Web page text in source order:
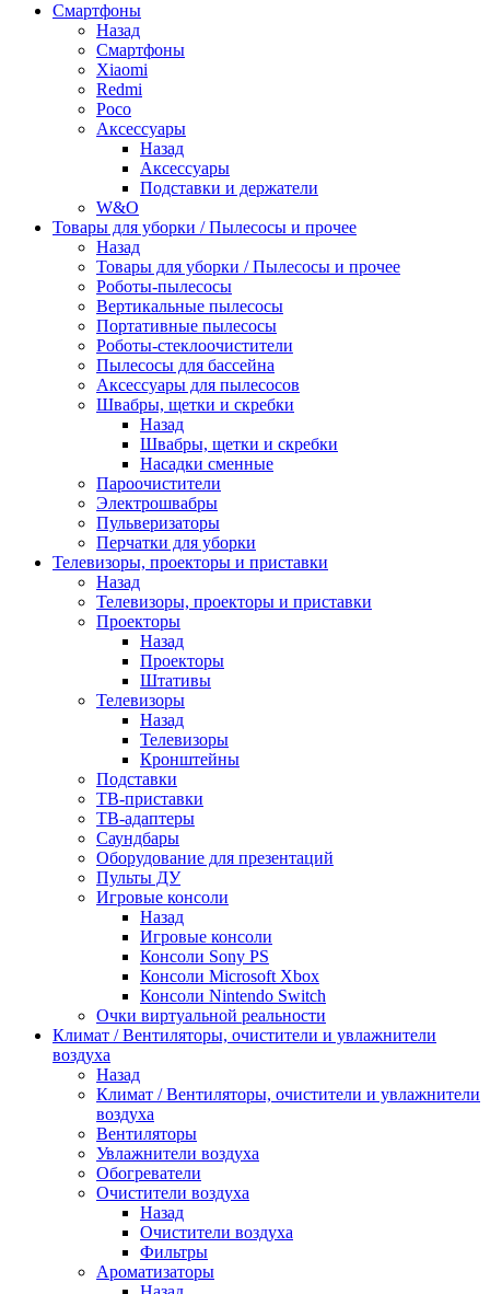
Смартфоны
Назад
Смартфоны
Xiaomi
Redmi
Poco
Аксессуары
Назад
Аксессуары
Подставки и держатели
W&O
Товары для уборки / Пылесосы и прочее
Назад
Товары для уборки / Пылесосы и прочее
Роботы-пылесосы
Вертикальные пылесосы
Портативные пылесосы
Роботы-стеклоочистители
Пылесосы для бассейна
Аксессуары для пылесосов
Швабры, щетки и скребки
Назад
Швабры, щетки и скребки
Насадки сменные
Пароочистители
Электрошвабры
Пульверизаторы
Перчатки для уборки
Телевизоры, проекторы и приставки
Назад
Телевизоры, проекторы и приставки
Проекторы
Назад
Проекторы
Штативы
Телевизоры
Назад
Телевизоры
Кронштейны
Подставки
ТВ-приставки
ТВ-адаптеры
Саундбары
Оборудование для презентаций
Пульты ДУ
Игровые консоли
Назад
Игровые консоли
Консоли Sony PS
Консоли Microsoft Xbox
Консоли Nintendo Switch
Очки виртуальной реальности
Климат / Вентиляторы, очистители и увлажнители
воздуха
Назад
Климат / Вентиляторы, очистители и увлажнители
воздуха
Вентиляторы
Увлажнители воздуха
Обогреватели
Очистители воздуха
Назад
Очистители воздуха
Фильтры
Ароматизаторы